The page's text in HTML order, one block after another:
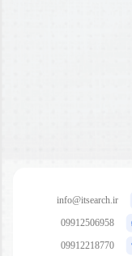
info@itsearch.ir
09912506958
09912218770